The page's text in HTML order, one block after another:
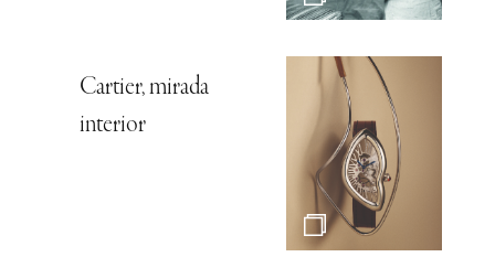
Cartier, mirada
interior